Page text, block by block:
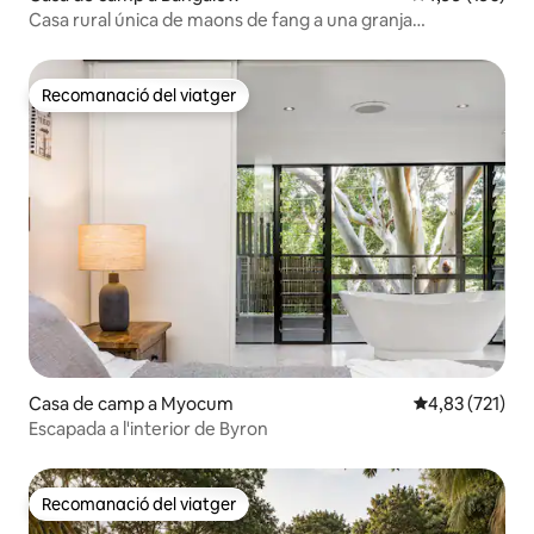
Casa rural única de maons de fang a una granja
Recomanació del viatger
Recomanació del viatger
Casa de camp a Myocum 4,83 de
4,83 (721)
Escapada a l'interior de Byron
Recomanació del viatger
Recomanació del viatger